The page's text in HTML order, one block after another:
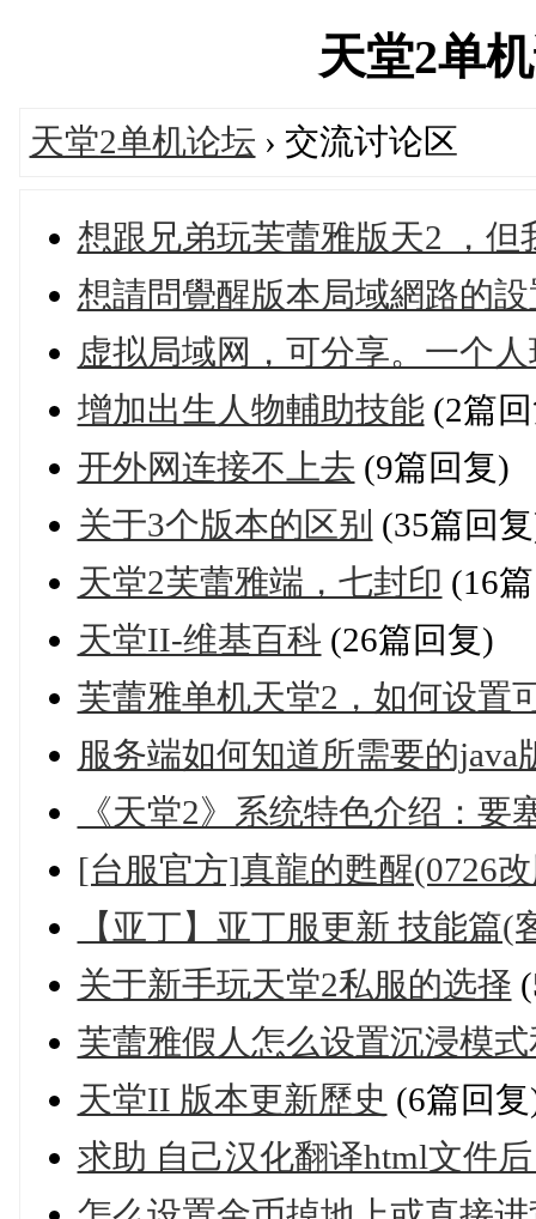
天堂2单
天堂2单机论坛 › 交流讨论区
想跟兄弟玩芙蕾雅版天2 ，但
想請問覺醒版本局域網路的設
虚拟局域网，可分享。一个
增加出生人物輔助技能(2篇
开外网连接不上去 (9篇回复)
关于3个版本的区别 (35篇回
天堂2芙蕾雅端，七封印 (16
天堂II-维基百科 (26篇回复)
芙蕾雅单机天堂2，如何设置
服务端如何知道所需要的java
《天堂2》系统特色介绍：要
[台服官方]真龍的甦醒(0726
【亚丁】亚丁服更新 技能篇(
关于新手玩天堂2私服的选择
芙蕾雅假人怎么设置沉浸模
天堂II 版本更新歷史 (6篇回
求助 自己汉化翻译html文件